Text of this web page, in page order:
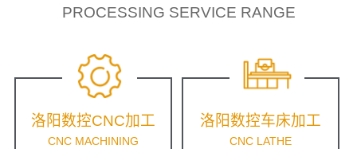
PROCESSING SERVICE RANGE
洛阳数控CNC加工
CNC MACHINING
洛阳数控车床加工
CNC LATHE